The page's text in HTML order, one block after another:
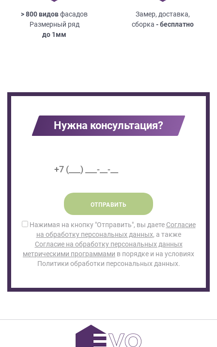
> 800 видовфасадов
Размерный ряд
до 1мм
Замер, доставка,
сборка - бесплатно
Нужна консультация?
ОТПРАВИТЬ
Нажимая на кнопку "Отправить", вы даете Согласие
на обработку персональных данных, а также
Согласие на обработку персональных данных
метрическими программами в порядке и на условиях
Политики обработки персональных данных.